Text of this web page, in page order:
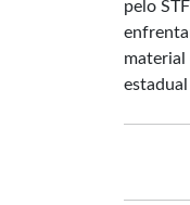
pelo
material